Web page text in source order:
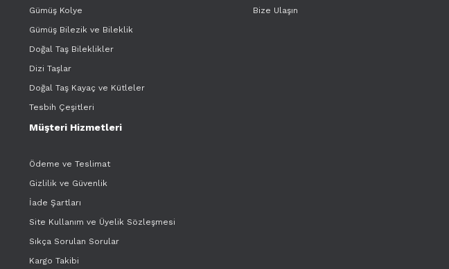
Gümüş Kolye
Gümüş Bilezik ve Bileklik
Doğal Taş Bileklikler
Dizi Taşlar
Doğal Taş Kayaç ve Kütleler
Tesbih Çeşitleri
Bize Ulaşın
Müşteri Hizmetleri
Ödeme ve Teslimat
Gizlilik ve Güvenlik
İade Şartları
Site Kullanım ve Üyelik Sözleşmesi
Sıkça Sorulan Sorular
Kargo Takibi